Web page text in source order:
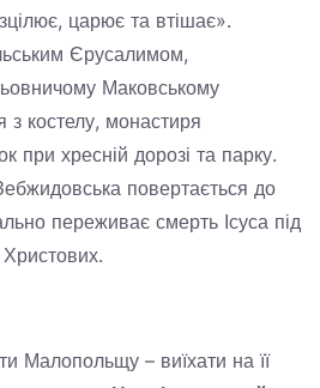
царює та втішає».
Єрусалимом,
Маковському
з костелу, монастиря
при хресній дорозі та парку.
повертається до
переживає смерть Ісуса під
Христових.
Малопольщу – виїхати на її